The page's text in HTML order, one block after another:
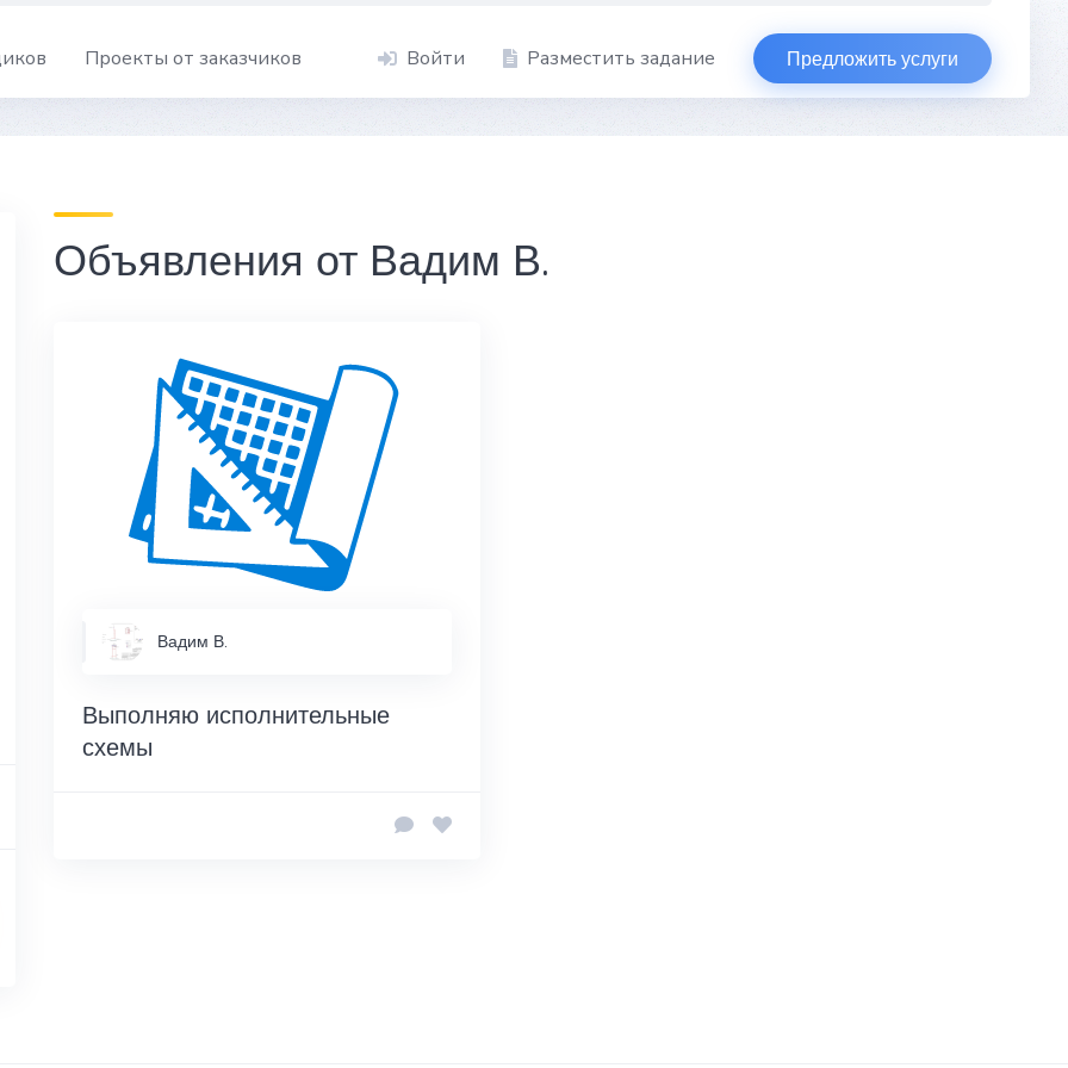
Проекты от заказчиков Войти Разместить задание Предложить услуги
Объявления от Вадим В.
Вадим В.
Выполняю исполнительные
схемы